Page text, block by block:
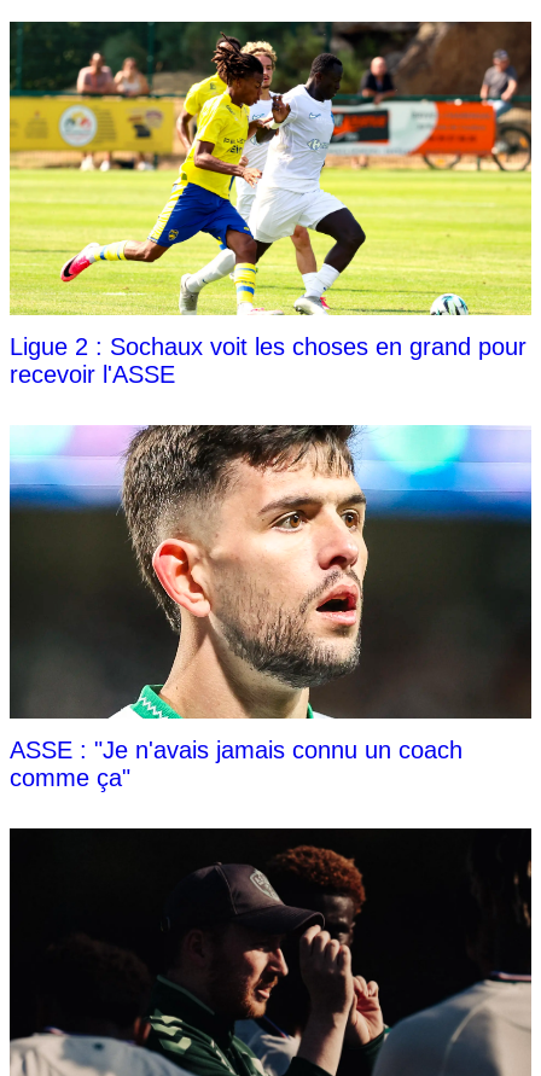
Ligue 2 : Sochaux voit les choses en grand pour
recevoir l'ASSE
ASSE : "Je n'avais jamais connu un coach
comme ça"